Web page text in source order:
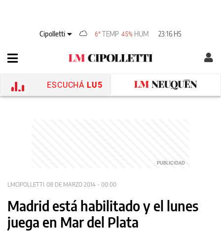
Cipolletti 6°TEMP 45% HUM 23:16 HS
ESCUCHÁ LU5
LMCIPOLLETTI 08 DE MARZO 2014 - 00:00
Madrid está habilitado y el lunes
juega en Mar del Plata